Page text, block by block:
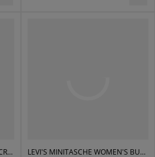
JORDAN MINITASCHE JAM HBR CROSSBODY
LEVI'S MINITASCHE WOMEN'S BUCKET BAG